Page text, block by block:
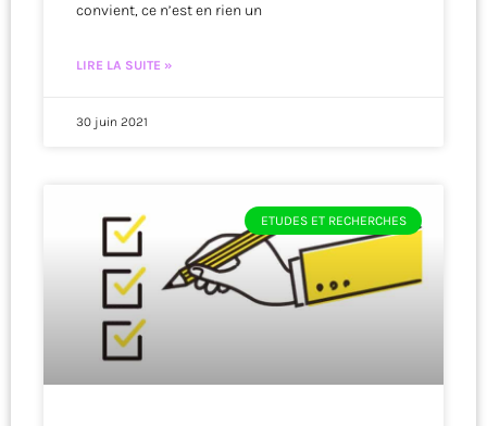
convient, ce n’est en rien un
LIRE LA SUITE »
30 juin 2021
ETUDES ET RECHERCHES